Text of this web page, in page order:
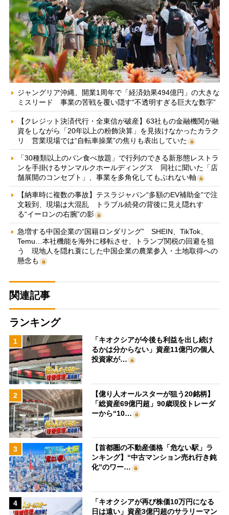
ジャングリア沖縄、開業1周年で「経済効果494億円」の大きな
ミスリード 事業の苦戦を覆い隠す“不透明すぎる巨大な数字”
【クレジット決済代行・全東信が破産】63社もの金融機関が融
資をしながら「20年以上の粉飾決算」を見抜けなかったカラク
リ 営業現場では“自転車操業”の焦りも表出していた
「30種類以上のパン食べ放題」で行列のできる新形態レストラ
ンを手掛けるサンマルクホールディングス 同社に聞いた「店
舗展開のコンセプト」、事業を多角化してもぶれない軸
【納車時に複数の事故】テスラジャパン“多額のEV補助金”で注
文殺到、現場は大混乱 トラブル続発の背後に見え隠れす
る“イーロンの右腕”の影
急増する中国企業の“国籍ロンダリング” SHEIN、TikTok、
Temu…本社機能を海外に移転させ、トランプ関税の回避を狙
う 現地人を隠れ蓑にした中国企業の農業参入・土地取得への
懸念も
関連記事
ランキング
1
「キオクシアが今後も利益を出し続け
るかは分からない」資産11億円の個人
投資家が…
2
【億り人オールスターが狙う20銘柄】
「総資産69億円超」90歳現役トレーダ
ーから“10…
3
【首都圏の不動産価格「危ない駅」ラ
ンキング】“中古マンション売れ行き鈍
化”のワー…
4
「キオクシアが再び株価10万円になる
日は遠い」資産3億円超のサラリーマン